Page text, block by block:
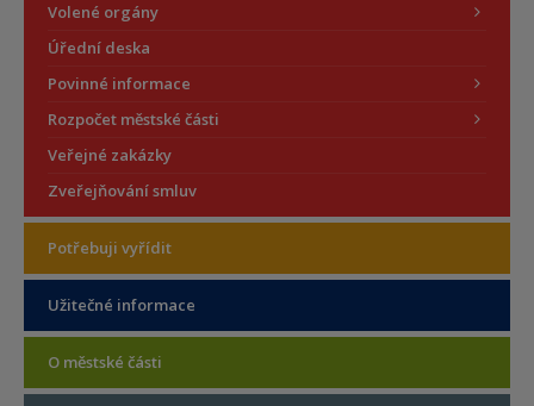
Volené orgány
Úřední deska
Povinné informace
Rozpočet městské části
Veřejné zakázky
Zveřejňování smluv
Potřebuji vyřídit
Užitečné informace
O městské části